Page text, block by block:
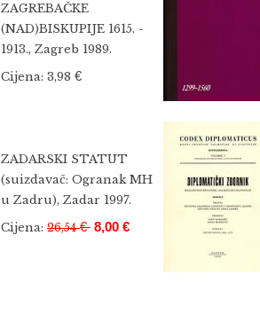
ZAGREBAČKE
(NAD)BISKUPIJE 1615. -
1913., Zagreb 1989.
Cijena: 3,98 €
ZADARSKI STATUT
(suizdavač: Ogranak MH
u Zadru), Zadar 1997.
Cijena: 26,54€ 8,00 €